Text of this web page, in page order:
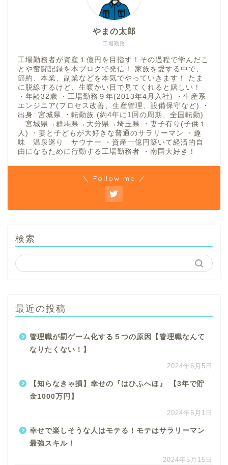
工場勤務
やまの太郎
工場勤務者が資産１億円を目指す！その過程で学んだこ
とや奮闘記録を本ブログで発信！ 家族を愛する中で、
節約、本業、副業などを本気でやっていきます！ たま
に脱線するけど、生暖かい目で見てくれると嬉しい！
・年齢32歳 ・工場勤務９年(2013年4月入社) ・生産系
エンジニア(プロセス改善、生産管理、設備保守など) ・
出身: 宮城県 ・転勤族 (約4年に1回の周期、全国転勤)
宮城県→群馬県→大分県→埼玉県 ・妻子有り(子供１
人) ・妻と子どもが大好きな普通のサラリーマン ・趣
味 温泉巡り サウナー ・資産一億円築いて経済的自
由になるために行動する工場勤務者 ・南国大好き！
＼ Follow me ／
検索
最近の投稿
管理職が罰ゲーム化する５つの原因【管理職なんて
なりたくない！】
2024年6月5日
【知らなきゃ損】幸せの『はひふへほ』 【3年で貯
金1000万円】
2024年6月1日
幸せで楽しそうな人はモテる！モテはサラリーマン
最強スキル！
2024年5月15日